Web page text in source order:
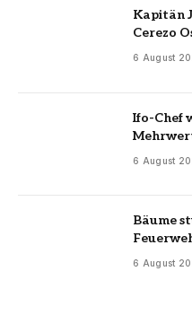
Kapitän
Cerezo
6 August
Ifo-Chef
6 August
Bäume
6 August